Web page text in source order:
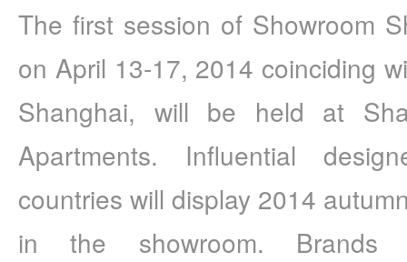
The first session of Showroom
on April 13-17, 2014 coinciding
Shanghai, will be held at
Apartments. Influential
countries will display 2014
in the showroom. Brands